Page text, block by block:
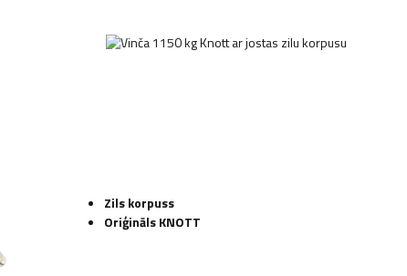
Zils korpuss
Oriģināls KNOTT